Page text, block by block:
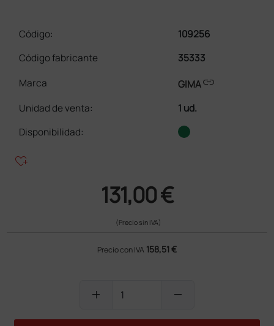
Código:
109256
Código fabricante
35333
Marca
GIMAlink
Unidad de venta:
1 ud.
Disponibilidad:
heart_plus
131,00 €
(Precio sin IVA)
Precio con IVA 158,51 €
add remove